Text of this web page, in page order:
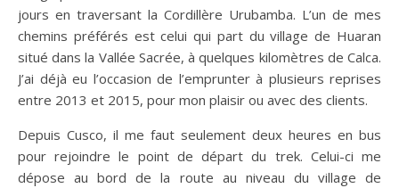
jours en traversant la Cordillère Urubamba. L’un de mes
chemins préférés est celui qui part du village de Huaran
situé dans la Vallée Sacrée, à quelques kilomètres de Calca.
J’ai déjà eu l’occasion de l’emprunter à plusieurs reprises
entre 2013 et 2015, pour mon plaisir ou avec des clients.
Depuis Cusco, il me faut seulement deux heures en bus
pour rejoindre le point de départ du trek. Celui-ci me
dépose au bord de la route au niveau du village de